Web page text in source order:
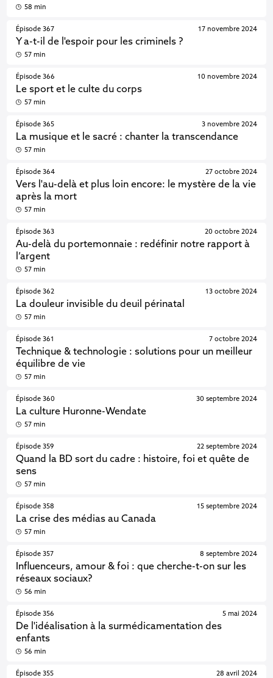
58 min
Épisode 367
Y a-t-il de l'espoir pour les criminels ?
17 novembre 2024
57 min
Épisode 366
Le sport et le culte du corps
10 novembre 2024
57 min
Épisode 365
La musique et le sacré : chanter la transcendance
3 novembre 2024
57 min
Épisode 364
Vers l'au-delà et plus loin encore: le mystère de la vie
après la mort
27 octobre 2024
57 min
Épisode 363
Au-delà du portemonnaie : redéfinir notre rapport à
l’argent
20 octobre 2024
57 min
Épisode 362
La douleur invisible du deuil périnatal
13 octobre 2024
57 min
Épisode 361
Technique & technologie : solutions pour un meilleur
équilibre de vie
7 octobre 2024
57 min
Épisode 360
La culture Huronne-Wendate
30 septembre 2024
57 min
Épisode 359
Quand la BD sort du cadre : histoire, foi et quête de
sens
22 septembre 2024
57 min
Épisode 358
La crise des médias au Canada
15 septembre 2024
57 min
Épisode 357
Influenceurs, amour & foi : que cherche-t-on sur les
réseaux sociaux?
8 septembre 2024
56 min
Épisode 356
De l'idéalisation à la surmédicamentation des
enfants
5 mai 2024
56 min
Épisode 355 28 avril 2024